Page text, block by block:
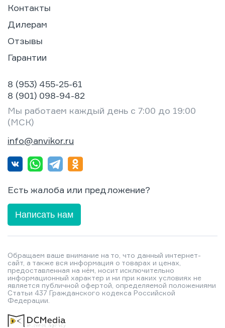
Контакты
Дилерам
Отзывы
Гарантии
8 (953) 455-25-61
8 (901) 098-94-82
Мы работаем каждый день с 7:00 до 19:00
(МСК)
info@anvikor.ru
Есть жалоба или предложение?
Написать нам
Обращаем ваше внимание на то, что данный интернет-
сайт, а также вся информация о товарах и ценах,
предоставленная на нём, носит исключительно
информационный характер и ни при каких условиях не
является публичной офертой, определяемой положениями
Статьи 437 Гражданского кодекса Российской
Федерации.